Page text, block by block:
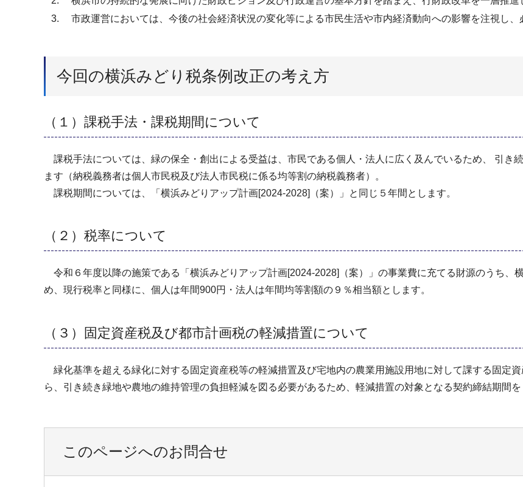
市政運営においては、今後の社会経済状況の変化等による市民生活や市内経済動向への影響を注視し、
今回の横浜みどり税条例改正の考え方
（１）課税手法・課税期間について
課税手法については、緑の保全・創出による受益は、市民である個人・法人に広く及んでいるため、 引き
ます（納税義務者は個人市民税及び法人市民税に係る均等割の納税義務者）。
課税期間については、「横浜みどりアップ計画[2024-2028]（案）」と同じ５年間とします。
（２）税率について
令和６年度以降の施策である「横浜みどりアップ計画[2024-2028]（案）」の事業費に充てる財源のうち、
め、現行税率と同様に、個人は年間900円・法人は年間均等割額の９％相当額とします。
（３）固定資産税及び都市計画税の軽減措置について
緑化基準を超える緑化に対する固定資産税等の軽減措置及び宅地内の農業用施設用地に対して課する固定
ら、引き続き緑地や農地の維持管理の負担軽減を図る必要があるため、軽減措置の対象となる契約締結期間を
このページへのお問合せ